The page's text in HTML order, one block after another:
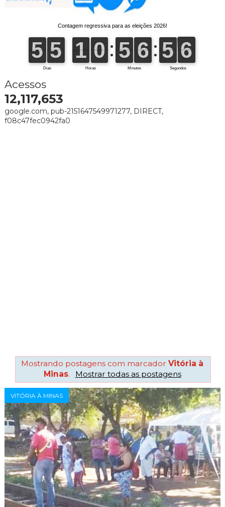
Acessos
12,117,653
google.com, pub-2151647549971277, DIRECT,
f08c47fec0942fa0
Mostrando postagens com marcadorVitória à
Minas. Mostrar todas as postagens
VITÓRIA À MINAS